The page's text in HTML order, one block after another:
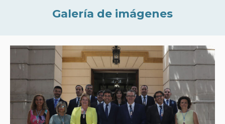
Galería de imágenes